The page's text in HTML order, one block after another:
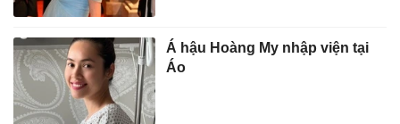
Á hậu Hoàng My nhập viện tại
Áo